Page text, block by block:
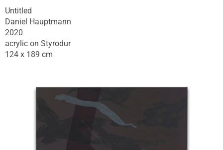
Untitled
Daniel Hauptmann
2020
acrylic on Styrodur
124 x 189 cm